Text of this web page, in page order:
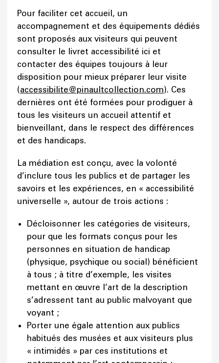
Pour faciliter cet accueil, un
accompagnement et des équipements dédiés
sont proposés aux visiteurs qui peuvent
consulter le livret accessibilité ici et
contacter des équipes toujours à leur
disposition pour mieux préparer leur visite
(accessibilite@pinaultcollection.com). Ces
dernières ont été formées pour prodiguer à
tous les visiteurs un accueil attentif et
bienveillant, dans le respect des différences
et des handicaps.
La médiation est conçu, avec la volonté
d’inclure tous les publics et de partager les
savoirs et les expériences, en « accessibilité
universelle », autour de trois actions :
Décloisonner les catégories de visiteurs,
pour que les formats conçus pour les
personnes en situation de handicap
(physique, psychique ou social) bénéficient
à tous ; à titre d’exemple, les visites
mettant en œuvre l’art de la description
s’adressent tant au public malvoyant que
voyant ;
Porter une égale attention aux publics
habitués des musées et aux visiteurs plus
« intimidés » par ces institutions et